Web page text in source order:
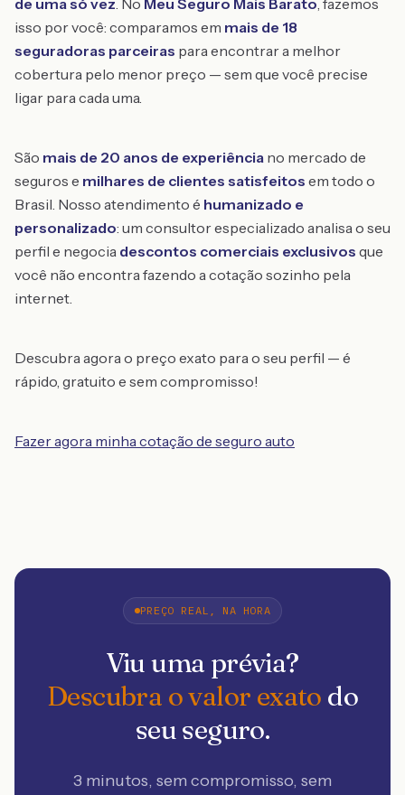
de uma só vez. No Meu Seguro Mais Barato, fazemos
isso por você: comparamos em mais de 18
seguradoras parceiras para encontrar a melhor
cobertura pelo menor preço — sem que você precise
ligar para cada uma.
São mais de 20 anos de experiência no mercado de
seguros e milhares de clientes satisfeitos em todo o
Brasil. Nosso atendimento é humanizado e
personalizado: um consultor especializado analisa o seu
perfil e negocia descontos comerciais exclusivos que
você não encontra fazendo a cotação sozinho pela
internet.
Descubra agora o preço exato para o seu perfil — é
rápido, gratuito e sem compromisso!
Fazer agora minha cotação de seguro auto
PREÇO REAL, NA HORA
Viu uma prévia?
Descubra o valor exato do
seu seguro.
3 minutos, sem compromisso, sem